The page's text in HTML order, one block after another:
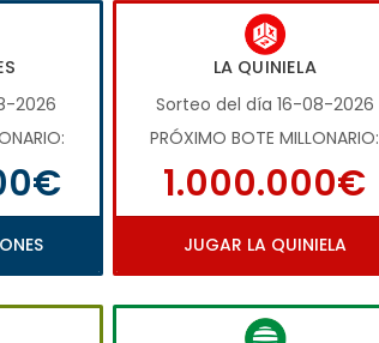
2026
LA QUINIELA
Sorteo del día 16-08-2026
PRÓXIMO BOTE MILLONARIO:
1.000.000€
JUGAR LA QUINIELA